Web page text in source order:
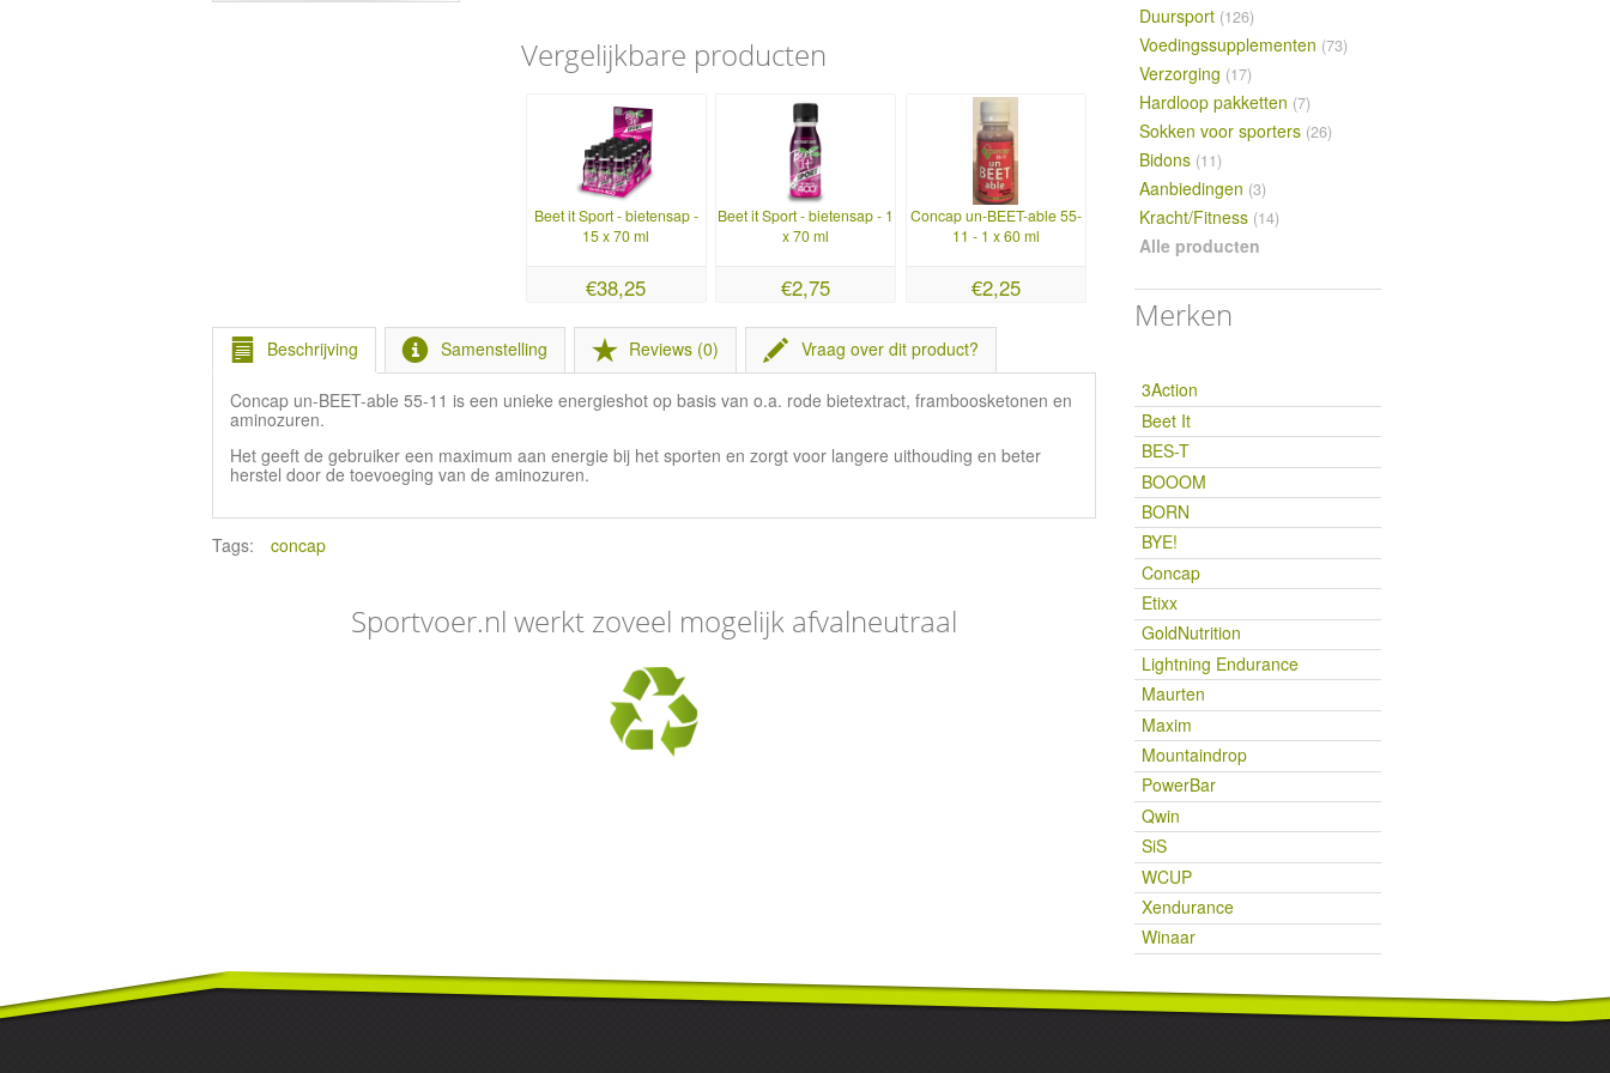
Vergelijkbare producten
Beet it Sport - bietensap -
15 x 70 ml
€38,25
Beet it Sport - bietensap - 1
x 70 ml
€2,75
Concap un-BEET-able 55-
11 - 1 x 60 ml
€2,25
Beschrijving Samenstelling Reviews (0) Vraag over dit product?
Concap un-BEET-able 55-11 is een unieke energieshot op basis van o.a. rode bietextract, framboosketonen en
aminozuren.
Het geeft de gebruiker een maximum aan energie bij het sporten en zorgt voor langere uithouding en beter
herstel door de toevoeging van de aminozuren.
Tags: concap
Sportvoer.nl werkt zoveel mogelijk afvalneutraal
Duursport (126)
Voedingssupplementen (73)
Verzorging (17)
Hardloop pakketten (7)
Sokken voor sporters (26)
Bidons (11)
Aanbiedingen (3)
Kracht/Fitness (14)
Alle producten
Merken
3Action
Beet It
BES-T
BOOOM
BORN
BYE!
Concap
Etixx
GoldNutrition
Lightning Endurance
Maurten
Maxim
Mountaindrop
PowerBar
Qwin
SiS
WCUP
Xendurance
Winaar